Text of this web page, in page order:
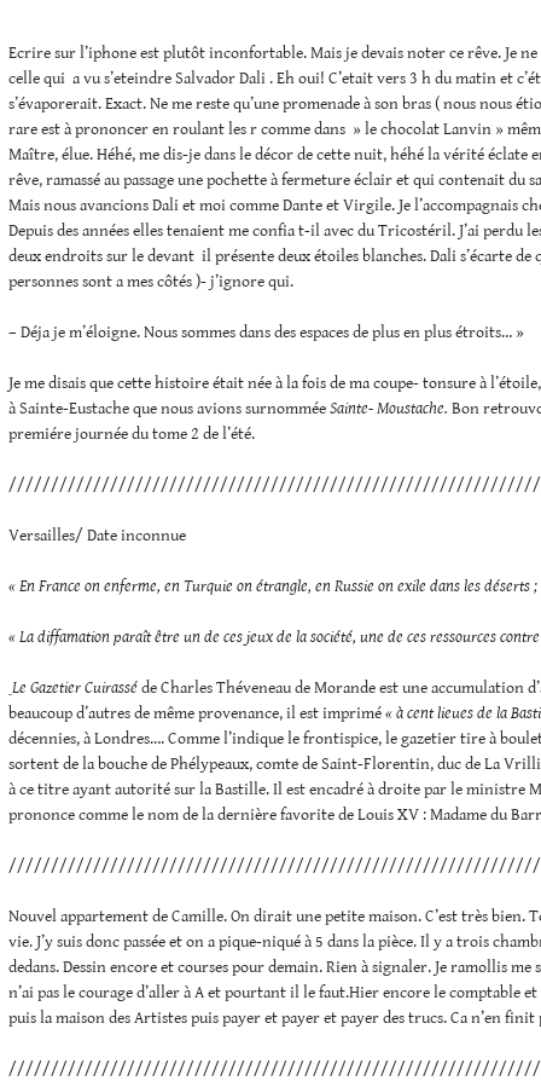
Ecrire sur l’iphone est plutôt inconfortable. Mais je devais noter ce rêve. Je
celle qui a vu s’eteindre Salvador Dali . Eh oui! C’etait vers 3 h du matin et
s’évaporerait. Exact. Ne me reste qu’une promenade à son bras ( nous nous
rare est à prononcer en roulant les r comme dans » le chocolat Lanvin »
Maître, élue. Héhé, me dis-je dans le décor de cette nuit, héhé la vérité éclate
rêve, ramassé au passage une pochette à fermeture éclair et qui contenait du
Mais nous avancions Dali et moi comme Dante et Virgile. Je l’accompagnais
Depuis des années elles tenaient me confia t-il avec du Tricostéril. J’ai
deux endroits sur le devant il présente deux étoiles blanches. Dali s’écarte de
personnes sont a mes côtés )- j’ignore qui.
– Déja je m’éloigne. Nous sommes dans des espaces de plus en plus étroits… »
Je me disais que cette histoire était née à la fois de ma coupe- tonsure à
à Sainte-Eustache que nous avions surnomméeSainte- Moustache. Bon
premiére journée du tome 2 de l’été.
Versailles/ Date inconnue
« En France on enferme, en Turquie on étrangle, en Russie on exile dans les déserts
« La diffamation paraît être un de ces jeux de la société, une de ces ressources
Le Gazetier Cuirasséde Charles Théveneau de Morande est une accumulation
beaucoup d’autres de même provenance, il est imprimé« à cent lieues de la
décennies, à Londres…. Comme l’indique le frontispice, le gazetier tire à
sortent de la bouche de Phélypeaux, comte de Saint-Florentin, duc de La
à ce titre ayant autorité sur la Bastille. Il est encadré à droite par le ministre
prononce comme le nom de la dernière favorite de Louis XV : Madame du
Nouvel appartement de Camille. On dirait une petite maison. C’est très bien.
vie. J’y suis donc passée et on a pique-niqué à 5 dans la pièce. Il y a trois
dedans. Dessin encore et courses pour demain. Rien à signaler. Je ramollis
n’ai pas le courage d’aller à A et pourtant il le faut.Hier encore le comptable
puis la maison des Artistes puis payer et payer et payer des trucs. Ca n’en finit